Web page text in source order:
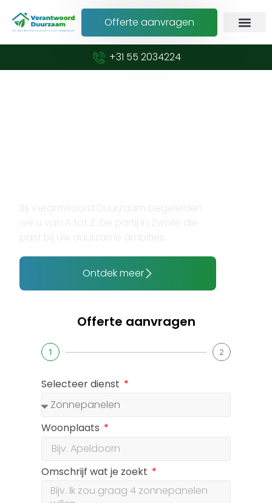
Offerte aanvragen
+31 55 2034224
Bij Verantwoord Duurzaam begeleiden
we u van A tot Z. De partij in Zwolle die
past bij uw duurzame ambities.
Ontdek meer
Offerte aanvragen
1 2
Selecteer dienst
Woonplaats
Omschrijf wat je zoekt